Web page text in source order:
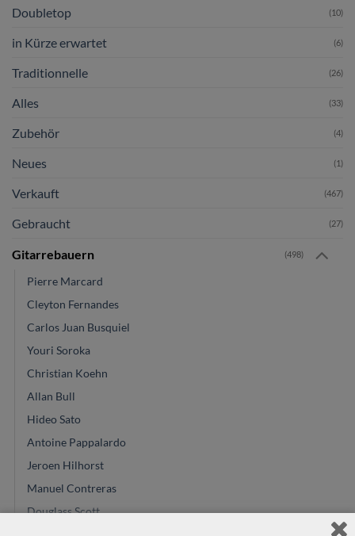
Doubletop (10)
in Kürze erwartet (6)
Traditionnelle (26)
Alles (33)
Zubehör (4)
Neues (1)
Verkauft (467)
Gebraucht (27)
Gitarrebauern (498)
Pierre Marcard
Cleyton Fernandes
Carlos Juan Busquiel
Youri Soroka
Christian Koehn
Allan Bull
Hideo Sato
Antoine Pappalardo
Jeroen Hilhorst
Manuel Contreras
Douglass Scott